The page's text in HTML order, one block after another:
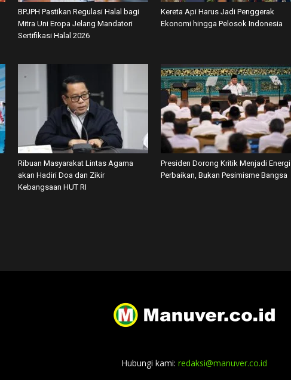
BPJPH Pastikan Regulasi Halal bagi
Mitra Uni Eropa Jelang Mandatori
Sertifikasi Halal 2026
Kereta Api Harus Jadi Penggerak
Ekonomi hingga Pelosok Indonesia
Ribuan Masyarakat Lintas Agama
akan Hadiri Doa dan Zikir
Kebangsaan HUT RI
Presiden Dorong Kritik Menjadi Energi
Perbaikan, Bukan Pesimisme Bangsa
Hubungi kami: redaksi@manuver.co.id